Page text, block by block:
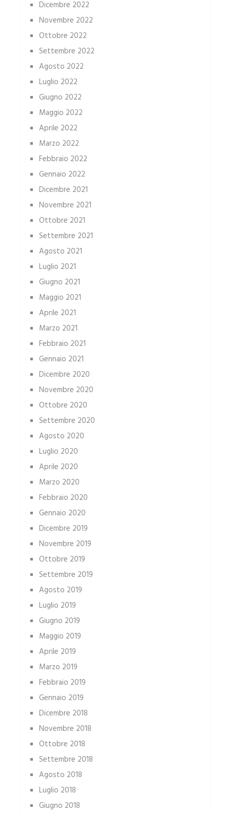
Dicembre 2022
Novembre 2022
Ottobre 2022
Settembre 2022
Agosto 2022
Luglio 2022
Giugno 2022
Maggio 2022
Aprile 2022
Marzo 2022
Febbraio 2022
Gennaio 2022
Dicembre 2021
Novembre 2021
Ottobre 2021
Settembre 2021
Agosto 2021
Luglio 2021
Giugno 2021
Maggio 2021
Aprile 2021
Marzo 2021
Febbraio 2021
Gennaio 2021
Dicembre 2020
Novembre 2020
Ottobre 2020
Settembre 2020
Agosto 2020
Luglio 2020
Aprile 2020
Marzo 2020
Febbraio 2020
Gennaio 2020
Dicembre 2019
Novembre 2019
Ottobre 2019
Settembre 2019
Agosto 2019
Luglio 2019
Giugno 2019
Maggio 2019
Aprile 2019
Marzo 2019
Febbraio 2019
Gennaio 2019
Dicembre 2018
Novembre 2018
Ottobre 2018
Settembre 2018
Agosto 2018
Luglio 2018
Giugno 2018